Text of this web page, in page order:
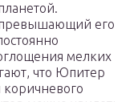
превышающий его
мелких
что Юпитер
коричневого